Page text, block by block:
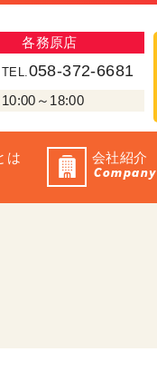
各務原店
058-372-6681
～18:00
は
会社紹介
Company